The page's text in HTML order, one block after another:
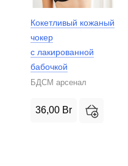
Кокетливый кожаный
чокер
с лакированной
бабочкой
БДСМ арсенал
36,00 Br